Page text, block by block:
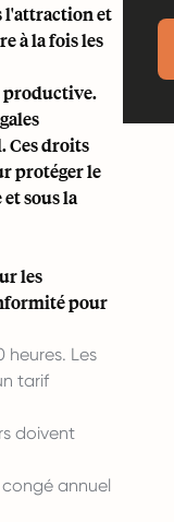
l'attraction et
à la fois les
productive.
. Ces droits
protéger le
sous la
les
pour
Les
tarif
doivent
annuel